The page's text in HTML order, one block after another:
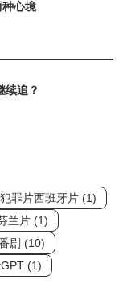
心境
续追？
犯罪片西班牙片 (1)
兰片 (1)
剧 (10)
(1)